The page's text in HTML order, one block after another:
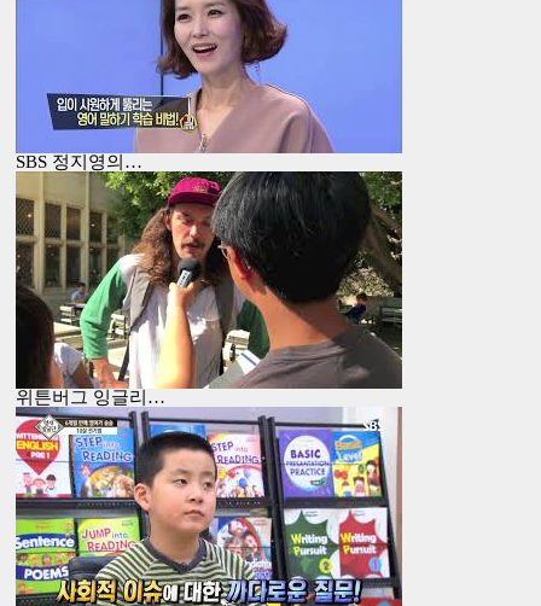
SBS 정지영의…
위튼버그 잉글리…